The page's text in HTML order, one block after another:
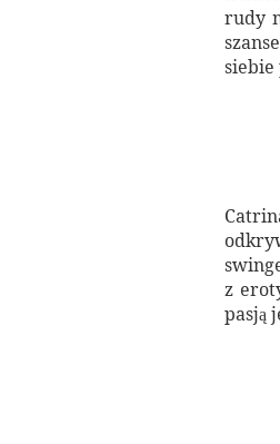
rudy
siebie
z
pasją